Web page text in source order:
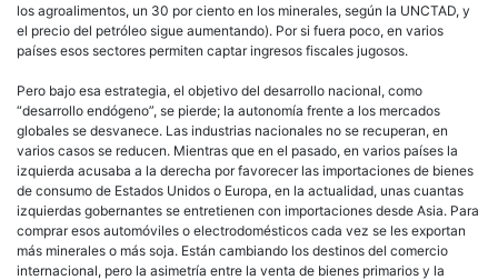
los agroalimentos, un 30 por ciento en los minerales, según la UNCTAD, y
el precio del petróleo sigue aumentando). Por si fuera poco, en varios
países esos sectores permiten captar ingresos fiscales jugosos.
Pero bajo esa estrategia, el objetivo del desarrollo nacional, como
“desarrollo endógeno”, se pierde; la autonomía frente a los mercados
globales se desvanece. Las industrias nacionales no se recuperan, en
varios casos se reducen. Mientras que en el pasado, en varios países la
izquierda acusaba a la derecha por favorecer las importaciones de bienes
de consumo de Estados Unidos o Europa, en la actualidad, unas cuantas
izquierdas gobernantes se entretienen con importaciones desde Asia. Para
comprar esos automóviles o electrodomésticos cada vez se les exportan
más minerales o más soja. Están cambiando los destinos del comercio
internacional, pero la asimetría entre la venta de bienes primarios y la